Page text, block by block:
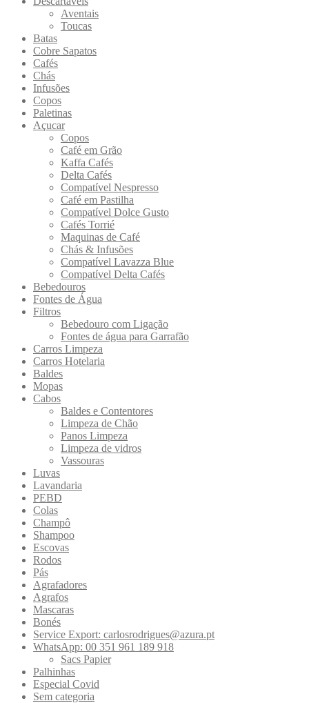
Aventais
Toucas
Batas
Cobre Sapatos
Cafés
Chás
Infusões
Copos
Paletinas
Açucar
Copos
Café em Grão
Kaffa Cafés
Delta Cafés
Compatível Nespresso
Café em Pastilha
Compatível Dolce Gusto
Cafés Torrié
Maquinas de Café
Chás & Infusões
Compatível Lavazza Blue
Compatível Delta Cafés
Bebedouros
Fontes de Água
Filtros
Bebedouro com Ligação
Fontes de água para Garrafão
Carros Limpeza
Carros Hotelaria
Baldes
Mopas
Cabos
Baldes e Contentores
Limpeza de Chão
Panos Limpeza
Limpeza de vidros
Vassouras
Luvas
Lavandaria
PEBD
Colas
Champô
Shampoo
Escovas
Rodos
Pás
Agrafadores
Agrafos
Mascaras
Bonés
Service Export: carlosrodrigues@azura.pt
WhatsApp: 00 351 961 189 918
Sacs Papier
Palhinhas
Especial Covid
Sem categoria